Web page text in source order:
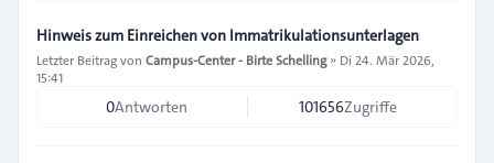
Hinweis zum Einreichen von Immatrikulationsunterlagen
Letzter Beitrag von Campus-Center - Birte Schelling» Di 24. Mär 2026,
15:41
0Antworten 101656Zugriffe